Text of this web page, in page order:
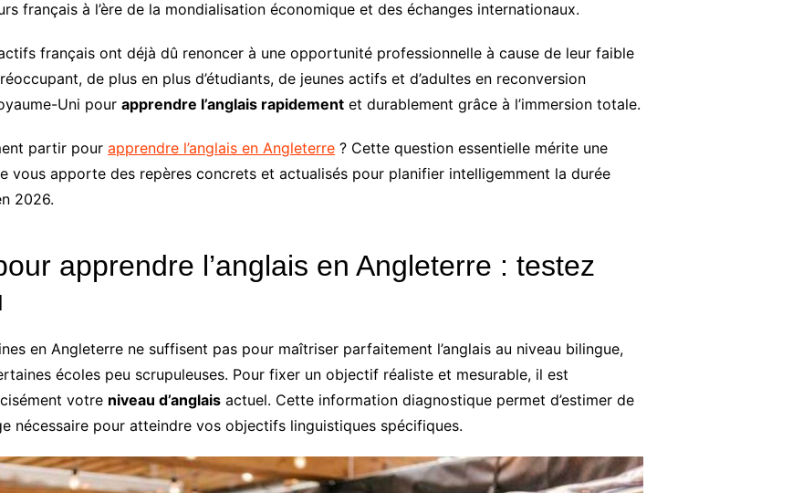
français à l’ère de la mondialisation économique et des échanges internationaux.
français ont déjà dû renoncer à une opportunité professionnelle à cause de leur faible
de plus en plus d’étudiants, de jeunes actifs et d’adultes en reconversion
Uni pour apprendre l’anglais rapidement et durablement grâce à l’immersion totale.
partir pour apprendre l’anglais en Angleterre ? Cette question essentielle mérite une
vous apporte des repères concrets et actualisés pour planifier intelligemment la durée
2026.
apprendre l’anglais en Angleterre : testez
en Angleterre ne suffisent pas pour maîtriser parfaitement l’anglais au niveau bilingue,
écoles peu scrupuleuses. Pour fixer un objectif réaliste et mesurable, il est
votre niveau d’anglais actuel. Cette information diagnostique permet d’estimer de
nécessaire pour atteindre vos objectifs linguistiques spécifiques.